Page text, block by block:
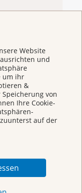
Website
und
um ihr
&
von
Ihre Cookie-
auf der
Uhr